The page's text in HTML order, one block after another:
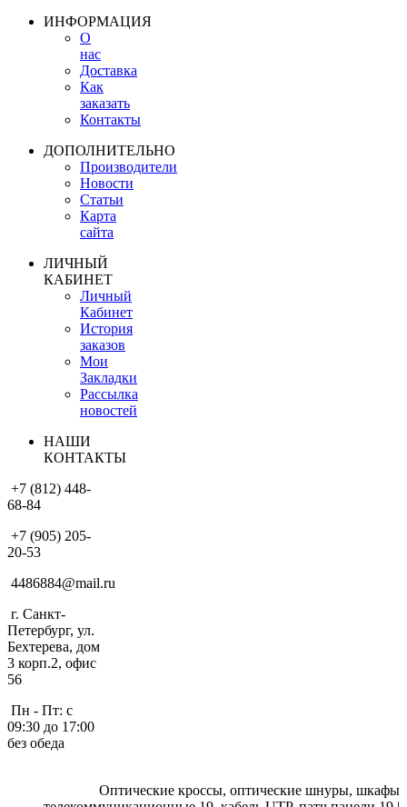
ИНФОРМАЦИЯ
О
нас
Доставка
Как
заказать
Контакты
ДОПОЛНИТЕЛЬНО
Производители
Новости
Статьи
Карта
сайта
ЛИЧНЫЙ
КАБИНЕТ
Личный
Кабинет
История
заказов
Мои
Закладки
Рассылка
новостей
НАШИ
КОНТАКТЫ
+7 (812) 448-
68-84
+7 (905) 205-
20-53
4486884@mail.ru
г. Санкт-
Петербург, ул.
Бехтерева, дом
3 корп.2, офис
56
Пн - Пт: с
09:30 до 17:00
без обеда
Оптические кроссы, оптические шнуры, шкафы